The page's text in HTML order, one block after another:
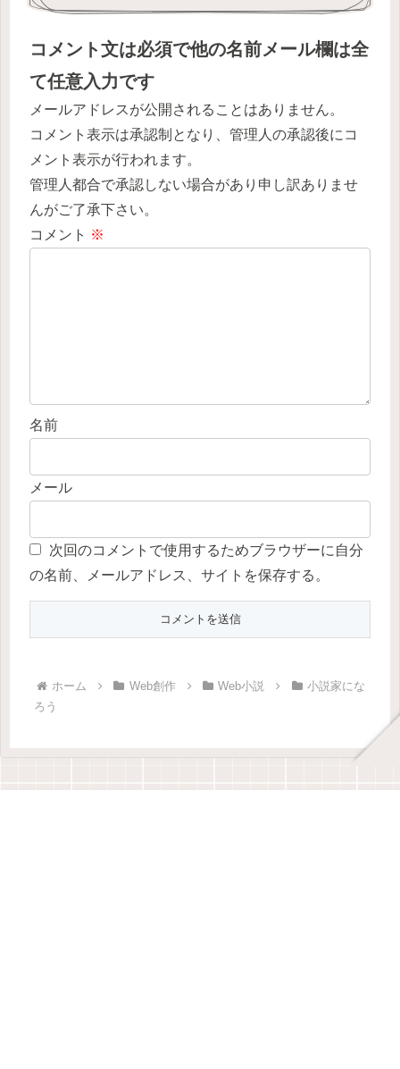
コメント文は必須で他の名前メール欄は全
て任意入力です
メールアドレスが公開されることはありません。
コメント表示は承認制となり、管理人の承認後にコ
メント表示が行われます。
管理人都合で承認しない場合があり申し訳ありませ
んがご了承下さい。
コメント ※
名前
メール
次回のコメントで使用するためブラウザーに自分
の名前、メールアドレス、サイトを保存する。
ホーム Web創作 Web小説
小説家にな
ろう